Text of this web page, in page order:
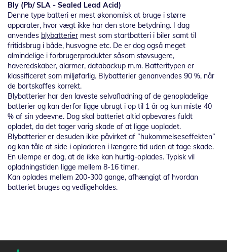
Bly (Pb/ SLA - Sealed Lead Acid)
Denne type batteri er mest økonomisk at bruge i større
apparater, hvor vægt ikke har den store betydning. I dag
anvendes blybatterier mest som startbatteri i biler samt til
fritidsbrug i både, husvogne etc. De er dog også meget
almindelige i forbrugerprodukter såsom støvsugere,
haveredskaber, alarmer, databackup m.m. Batteritypen er
klassificeret som miljøfarlig. Blybatterier genanvendes 90 %, når
de bortskaffes korrekt.
Blybatterier har den laveste selvafladning af de genopladelige
batterier og kan derfor ligge ubrugt i op til 1 år og kun miste 40
% af sin ydeevne. Dog skal batteriet altid opbevares fuldt
opladet, da det tager varig skade af at ligge uopladet.
Blybatterier er desuden ikke påvirket af ”hukommelseseffekten”
og kan tåle at side i opladeren i længere tid uden at tage skade.
En ulempe er dog, at de ikke kan hurtig-oplades. Typisk vil
opladningstiden ligge mellem 8-16 timer.
Kan oplades mellem 200-300 gange, afhængigt af hvordan
batteriet bruges og vedligeholdes.